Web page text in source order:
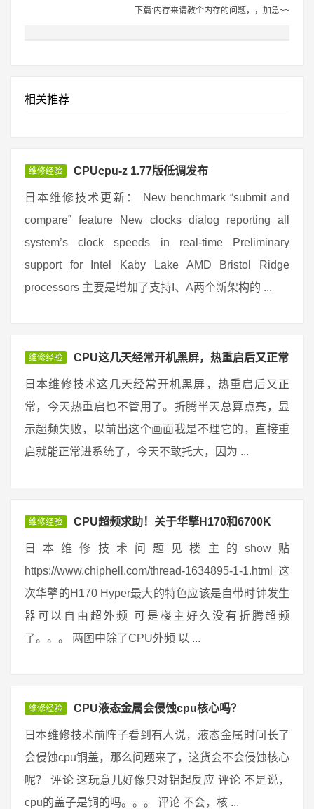
下篇:内存来请教个内存的问题，，加急~~
相关推荐
维修经验 CPUcpu-z 1.77版低调发布
日本维修技术更新： New benchmark “submit and
compare” feature New clocks dialog reporting all
system’s clock speeds in real-time Preliminary
support for Intel Kaby Lake AMD Bristol Ridge
processors 主要是增加了支持I、A两个新架构的 ...
维修经验 CPU这几天经常开机黑屏，热重启后又正常
日本维修技术这几天经常开机黑屏，热重启后又正
常，今天热重启也不管用了。折腾半天总算点亮，显
示超频失败，以前出这个画面我是不理它的，直接重
启就能正常进系统了，今天不敢托大，因为 ...
维修经验 CPU超频求助！关于华擎H170和6700K
日本维修技术问题见楼主的show贴
https://www.chiphell.com/thread-1634895-1-1.html 这
次华擎的H170 Hyper最大的特色应该是自带时钟发生
器可以自由超外频 可是楼主好久没有折腾超频
了。。。 两图中除了CPU外频 以 ...
维修经验 CPU液态金属会侵蚀cpu核心吗？
日本维修技术前阵子看到有人说，液态金属时间长了
会侵蚀cpu铜盖，那么问题来了，这货会不会侵蚀核心
呢？ 评论 这玩意儿好像只对铝起反应 评论 不是说，
cpu的盖子是铜的吗。。。 评论 不会，核 ...